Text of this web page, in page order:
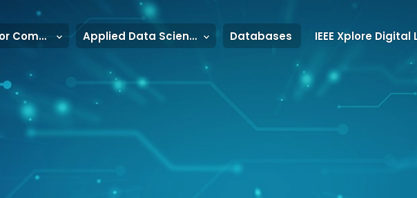
Instituut voor Communicatie, Media en Informatietechnologie Applied Data Science & Artificial Intelligence Databases